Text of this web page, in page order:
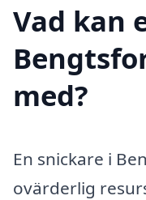
Vad kan
med?
En snickare i
ovärderlig